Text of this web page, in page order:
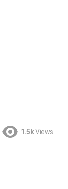
1.5k Views